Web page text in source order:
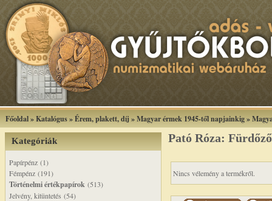
Főoldal»Katalógus»Érem, plakett, díj »Magyar érmek 1945-től napjainkig»
Kategóriák
Papírpénz (1)
Fémpénz (191)
Történelmi értékpapírok (513)
Jelvény, kitüntetés (54)
Pató Róza:
Nincs vélemény a termékről.